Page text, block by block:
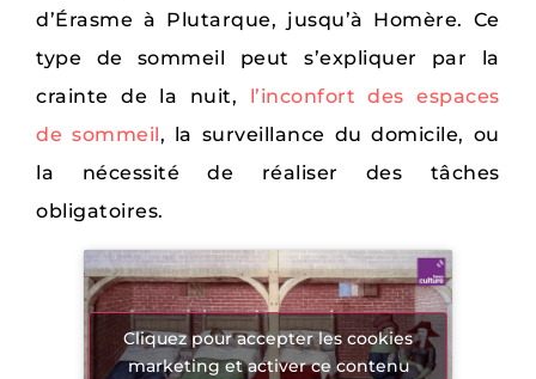
d’Érasme à Plutarque, jusqu’à Homère. Ce
type de sommeil peut s’expliquer par la
crainte de la nuit, l’inconfort des espaces
de sommeil, la surveillance du domicile, ou
la nécessité de réaliser des tâches
obligatoires.
Cliquez pour accepter les cookies
marketing et activer ce contenu